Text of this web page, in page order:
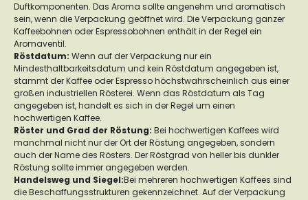
Duftkomponenten. Das Aroma sollte angenehm und aromatisch
sein, wenn die Verpackung geöffnet wird. Die Verpackung ganzer
Kaffeebohnen oder Espressobohnen enthält in der Regel ein
Aromaventil.
Röstdatum: Wenn auf der Verpackung nur ein
Mindesthaltbarkeitsdatum und kein Röstdatum angegeben ist,
stammt der Kaffee oder Espresso höchstwahrscheinlich aus einer
großen industriellen Rösterei. Wenn das Röstdatum als Tag
angegeben ist, handelt es sich in der Regel um einen
hochwertigen Kaffee.
Röster und Grad der Röstung: Bei hochwertigen Kaffees wird
manchmal nicht nur der Ort der Röstung angegeben, sondern
auch der Name des Rösters. Der Röstgrad von heller bis dunkler
Röstung sollte immer angegeben werden.
Handelsweg und Siegel:Bei mehreren hochwertigen Kaffees sind
die Beschaffungsstrukturen gekennzeichnet. Auf der Verpackung